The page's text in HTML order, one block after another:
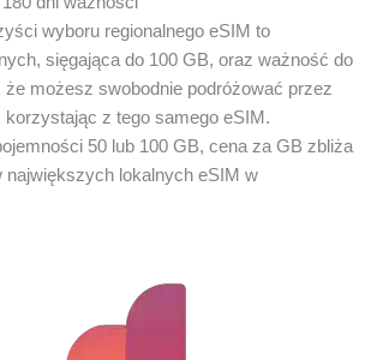
wyboru regionalnego eSIM to
sięgająca do 100 GB, oraz ważność do
że możesz swobodnie podróżować przez
z tego samego eSIM.
50 lub 100 GB, cena za GB zbliża
największych lokalnych eSIM w